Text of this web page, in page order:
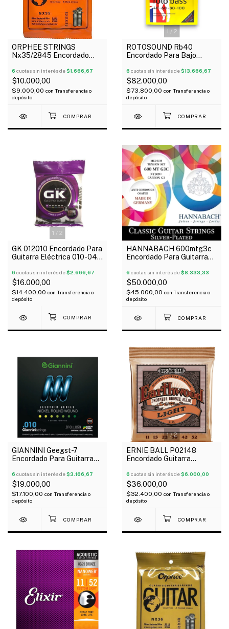
ORPHEE STRINGS
Nx35/2845 Encordado
045 Nylon Tensión Alta
6 cuotas sin interés de$1.666,67
$10.000,00
$9.000,00 con Transferencia o
depósito
1 / 2
ROTOSOUND Rb40
Encordado Para Bajo
100
6 cuotas sin interés de$13.666,67
$82.000,00
$73.800,00 con Transferencia o
depósito
1 / 2
GK 012010 Encordado Para
Guitarra Eléctrica 010-046
6 cuotas sin interés de$2.666,67
$16.000,00
$14.400,00 con Transferencia o
depósito
HANNABACH 600mtg3c
Encordado Para Guitarra
Tensión Media
6 cuotas sin interés de$8.333,33
$50.000,00
$45.000,00 con Transferencia o
depósito
GIANNINI Geegst-7
Encordado Para Guitarra
59
6 cuotas sin interés de$3.166,67
$19.000,00
$17.100,00 con Transferencia o
depósito
1/2
ERNIE BALL P02148
Encordado Guitarra
Phosphor Bronze 011-52
6 cuotas sin interés de$6.000,00
$36.000,00
$32.400,00 con Transferencia o
depósito